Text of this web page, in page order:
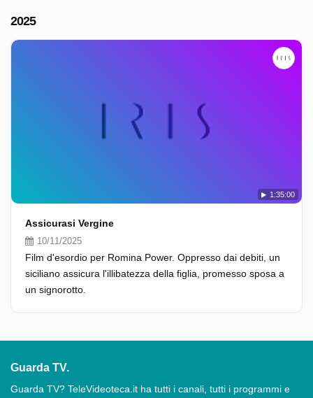
2025
1:35:00
Assicurasi Vergine
10/11/2025
Film d'esordio per Romina Power. Oppresso dai debiti, un
siciliano assicura l'illibatezza della figlia, promesso sposa a
un signorotto.
Guarda TV.
Guarda TV? TeleVideoteca.it ha tutti i canali, tutti i programmi e